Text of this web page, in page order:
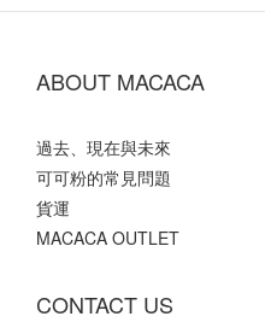
ABOUT MACACA
過去、現在與未來
可可粉的常見問題
貨運
MACACA OUTLET
CONTACT US